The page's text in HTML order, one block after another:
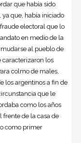
que había sido
ya que, había iniciado
electoral que lo
en medio de la
al pueblo de
caracterizaron los
colmo de males,
los argentinos a fin de
que le
como los años
frente de la casa de
como primer